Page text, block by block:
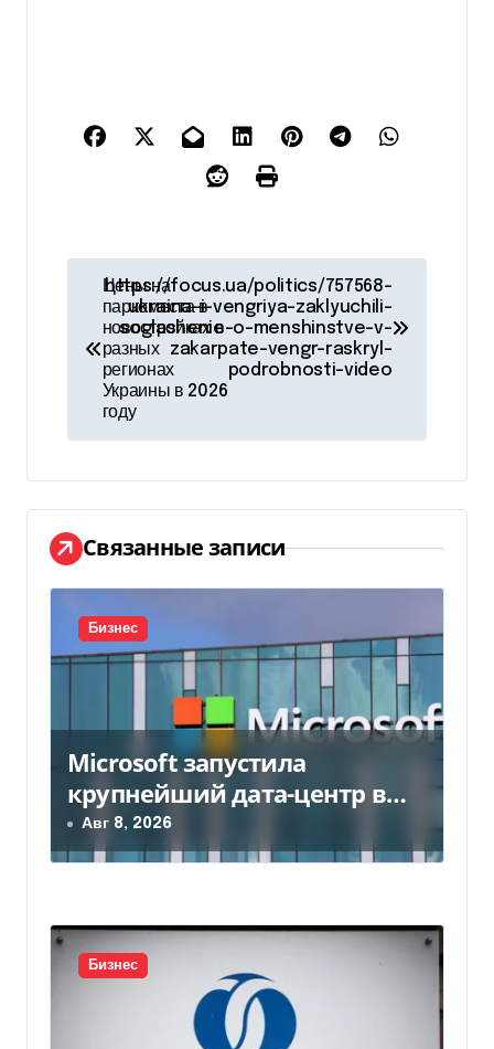
а
ц
и
я
о
з
а
п
и
с
Цены на
паркоместа в
новостройках в
разных
регионах
Украины в 2026
году
https://focus.ua/politics/757568-
ukraina-i-vengriya-zaklyuchili-
soglashenie-o-menshinstve-v-
zakarpate-vengr-raskryl-
podrobnosti-video
Связанные записи
Бизнес
Microsoft запустила
крупнейший дата-центр в
Индии за $20,5 миллиарда
Авг 8, 2026
Бизнес